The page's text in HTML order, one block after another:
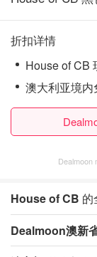
折扣详情
House of CB
澳大利亚境内
Dealmoon
House of CB 的
Dealmoon澳新